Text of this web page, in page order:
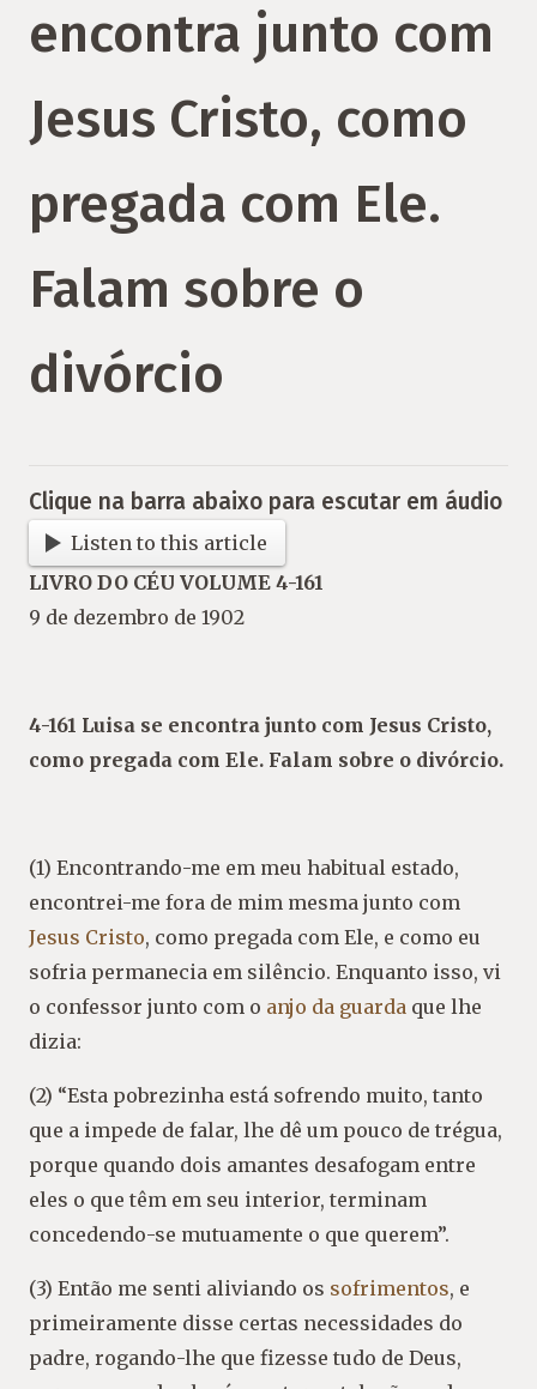
encontra junto com
Jesus Cristo, como
pregada com Ele.
Falam sobre o
divórcio
Clique na barra abaixo para escutar em áudio
Listen to this article
LIVRO DO CÉU VOLUME 4-161
9 de dezembro de 1902
4-161 Luisa se encontra junto com Jesus Cristo,
como pregada com Ele. Falam sobre o divórcio.
(1) Encontrando-me em meu habitual estado,
encontrei-me fora de mim mesma junto com
Jesus Cristo, como pregada com Ele, e como eu
sofria permanecia em silêncio. Enquanto isso, vi
o confessor junto com o anjo da guarda que lhe
dizia:
(2) “Esta pobrezinha está sofrendo muito, tanto
que a impede de falar, lhe dê um pouco de trégua,
porque quando dois amantes desafogam entre
eles o que têm em seu interior, terminam
concedendo-se mutuamente o que querem”.
(3) Então me senti aliviando os sofrimentos, e
primeiramente disse certas necessidades do
padre, rogando-lhe que fizesse tudo de Deus,